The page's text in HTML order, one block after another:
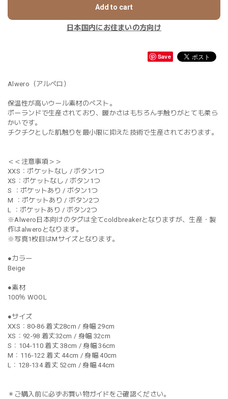
Add to cart
日本国内にお住まいの方向け
Save
Alwero（アルベロ）
保温性が高いウール素材のベスト。
ポーランドで生産されており、暖かさはもちろん手触りがとても柔ら
かいです。
チクチクとした肌触りを最小限に抑えた技術で生産されております。
＜＜注意事項＞＞
XXS：ポケットなし / ボタン1つ
XS：ポケットなし / ボタン1つ
S ：ポケットあり / ボタン1つ
M ：ポケットあり / ボタン2つ
L ：ポケットあり / ボタン2つ
※Alwero日本向けのタグは全てcoldbreakerとなりますが、生産・製
作はalweroとなります。
※写真1枚目はMサイズとなります。
●カラー
Beige
●素材
100％ WOOL
●サイズ
XXS：80-86 着丈28cm / 身幅 29cm
XS：92-98 着丈32cm / 身幅 32cm
S：104-110 着丈 38cm / 身幅 36cm
M：116-122 着丈 44cm / 身幅 40cm
L：128-134 着丈 52cm / 身幅 44cm
＊ご購入前に必ずお買い物ガイドをご確認ください。